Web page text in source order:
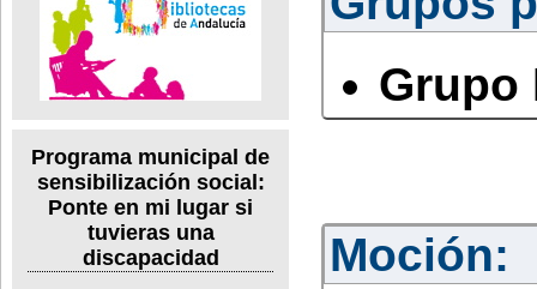
Programa municipal de
sensibilización social:
Ponte en mi lugar si
tuvieras una
discapacidad
Grupo
Moción: